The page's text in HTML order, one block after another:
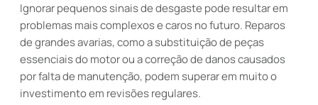
Ignorar pequenos sinais de desgaste pode resultar em
problemas mais complexos e caros no futuro. Reparos
de grandes avarias, como a substituição de peças
essenciais do motor ou a correção de danos causados
por falta de manutenção, podem superar em muito o
investimento em revisões regulares.